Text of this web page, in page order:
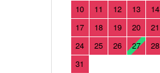
10
11 12 13 14
17
18 19 20 21
24
25 26 27 28
31